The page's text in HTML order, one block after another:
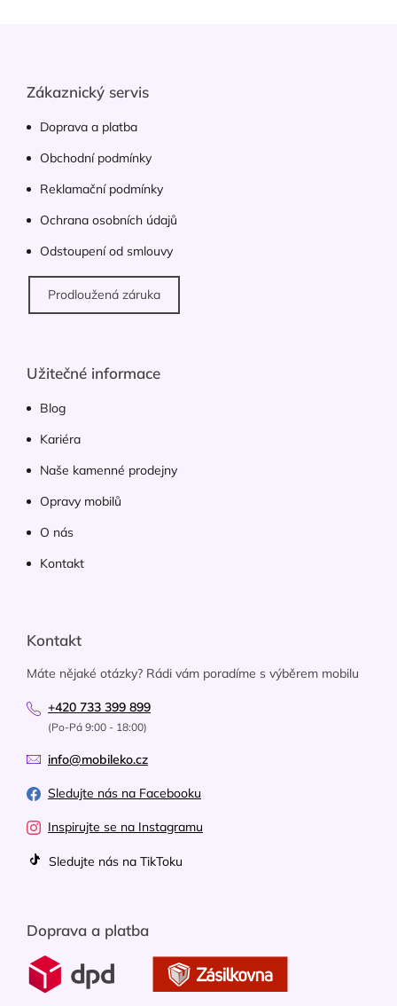
Zákaznický servis
Doprava a platba
Obchodní podmínky
Reklamační podmínky
Ochrana osobních údajů
Odstoupení od smlouvy
Prodloužená záruka
Užitečné informace
Blog
Kariéra
Naše kamenné prodejny
Opravy mobilů
O nás
Kontakt
Kontakt
Máte nějaké otázky? Rádi vám poradíme s výběrem mobilu
+420 733 399 899
(Po-Pá 9:00 - 18:00)
info@mobileko.cz
Sledujte nás na Facebooku
Inspirujte se na Instagramu
Sledujte nás na TikToku
Doprava a platba